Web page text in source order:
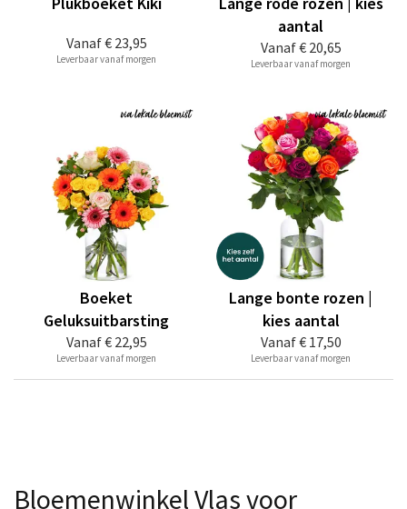
Vanaf€ 23,95
Leverbaar vanaf morgen
Vanaf€ 20,65
aantal
Leverbaar vanaf morgen
Vanaf€ 22,95
Boeket
Geluksuitbarsting
Leverbaar vanaf morgen
Vanaf€ 17,50
Lange bonte rozen |
kies aantal
Leverbaar vanaf morgen
Bloemenwinkel Vlas voor